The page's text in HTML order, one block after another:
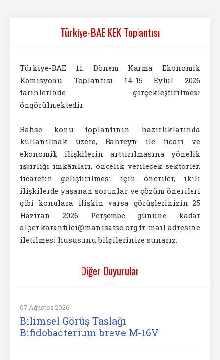
Türkiye-BAE KEK Toplantısı
Türkiye-BAE 11. Dönem Karma Ekonomik
Komisyonu Toplantısı 14-15 Eylül 2026
tarihlerinde gerçekleştirilmesi
öngörülmektedir.
Bahse konu toplantının hazırlıklarında
kullanılmak üzere, Bahreyn ile ticari ve
ekonomik ilişkilerin arttırılmasına yönelik
işbirliği imkânları, öncelik verilecek sektörler,
ticaretin geliştirilmesi için öneriler, ikili
ilişkilerde yaşanan sorunlar ve çözüm önerileri
gibi konulara ilişkin varsa görüşlerinizin 25
Haziran 2026 Perşembe gününe kadar
alper.karanfilci@manisatso.org.tr mail adresine
iletilmesi hususunu bilgilerinize sunarız.
Diğer Duyurular
07 Ağustos 2026
Bilimsel Görüş Taslağı
Bifidobacterium breve M-16V